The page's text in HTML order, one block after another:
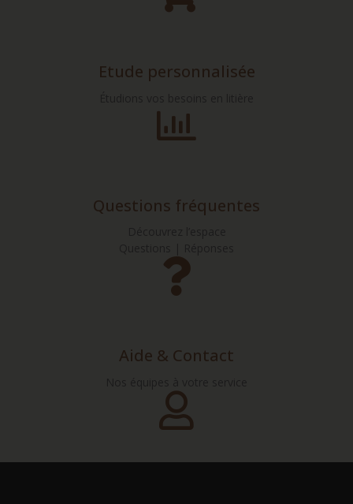
Etude personnalisée
Questions fréquentes
Aide & Contact